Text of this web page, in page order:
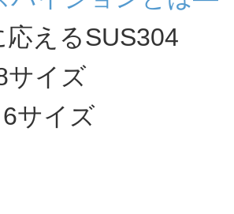
えるSUS304
イズ
サイズ